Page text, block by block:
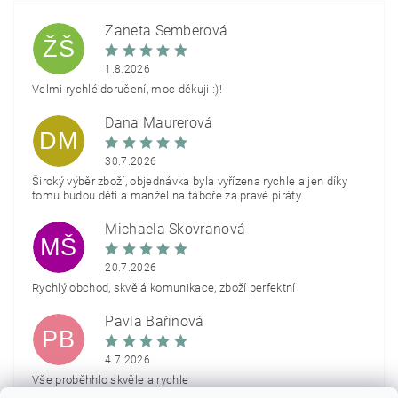
ŽŠ
Žaneta Šemberová
1.8.2026
Velmi rychlé doručení, moc děkuji :)!
DM
Dana Maurerová
30.7.2026
Široký výběr zboží, objednávka byla vyřízena rychle a jen díky
tomu budou děti a manžel na táboře za pravé piráty.
MŠ
Michaela Škovranová
20.7.2026
Rychlý obchod, skvělá komunikace, zboží perfektní
PB
Pavla Bařinová
4.7.2026
Vše proběhhlo skvěle a rychle